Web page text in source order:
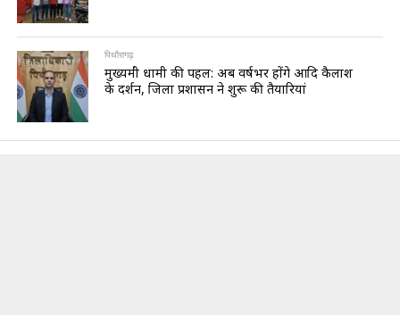
पिथौरागढ़
मुख्यमंत्री धामी की पहल: अब वर्षभर होंगे आदि कैलाश
के दर्शन, जिला प्रशासन ने शुरू की तैयारियां